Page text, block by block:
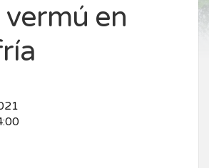
vermú en